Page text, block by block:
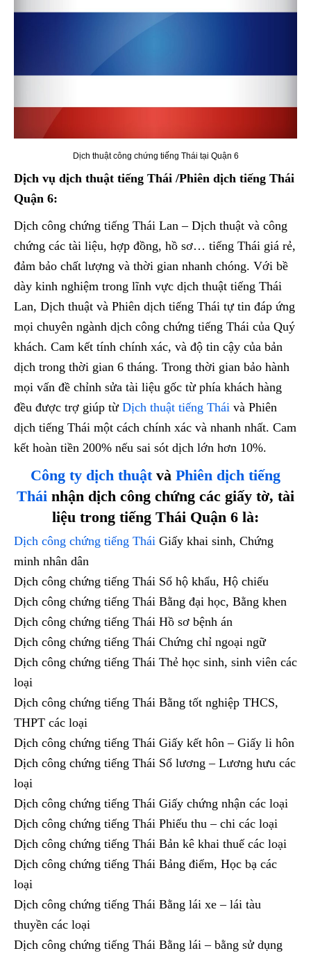
Dịch thuật công chứng tiếng Thái tại Quận 6
Dịch vụ dịch thuật tiếng Thái /Phiên dịch tiếng Thái
Quận 6:
Dịch công chứng tiếng Thái Lan – Dịch thuật và công
chứng các tài liệu, hợp đồng, hồ sơ… tiếng Thái giá rẻ,
đảm bảo chất lượng và thời gian nhanh chóng. Với bề
dày kinh nghiệm trong lĩnh vực dịch thuật tiếng Thái
Lan, Dịch thuật và Phiên dịch tiếng Thái tự tin đáp ứng
mọi chuyên ngành dịch công chứng tiếng Thái của Quý
khách. Cam kết tính chính xác, và độ tin cậy của bản
dịch trong thời gian 6 tháng. Trong thời gian bảo hành
mọi vấn đề chỉnh sửa tài liệu gốc từ phía khách hàng
đều được trợ giúp từ Dịch thuật tiếng Thái và Phiên
dịch tiếng Thái một cách chính xác và nhanh nhất. Cam
kết hoàn tiền 200% nếu sai sót dịch lớn hơn 10%.
Công ty dịch thuậtvà Phiên dịch tiếng
Thái nhận dịch công chứng các giấy tờ, tài
liệu trong tiếng Thái Quận 6 là:
Dịch công chứng tiếng Thái Giấy khai sinh, Chứng
minh nhân dân
Dịch công chứng tiếng Thái Sổ hộ khẩu, Hộ chiếu
Dịch công chứng tiếng Thái Bằng đại học, Bằng khen
Dịch công chứng tiếng Thái Hồ sơ bệnh án
Dịch công chứng tiếng Thái Chứng chỉ ngoại ngữ
Dịch công chứng tiếng Thái Thẻ học sinh, sinh viên các
loại
Dịch công chứng tiếng Thái Bằng tốt nghiệp THCS,
THPT các loại
Dịch công chứng tiếng Thái Giấy kết hôn – Giấy li hôn
Dịch công chứng tiếng Thái Sổ lương – Lương hưu các
loại
Dịch công chứng tiếng Thái Giấy chứng nhận các loại
Dịch công chứng tiếng Thái Phiếu thu – chi các loại
Dịch công chứng tiếng Thái Bản kê khai thuế các loại
Dịch công chứng tiếng Thái Bảng điểm, Học bạ các
loại
Dịch công chứng tiếng Thái Bằng lái xe – lái tàu
thuyền các loại
Dịch công chứng tiếng Thái Bằng lái – bằng sử dụng